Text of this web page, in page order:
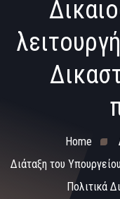
Home
Διάταξη του
Πολιτικά